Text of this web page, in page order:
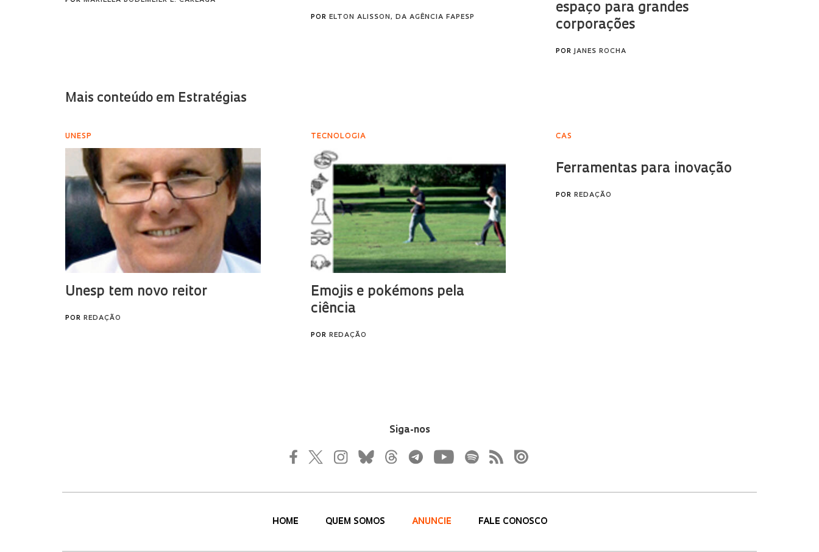
Siga-nos
HOME QUEM SOMOS ANUNCIE FALE CONOSCO